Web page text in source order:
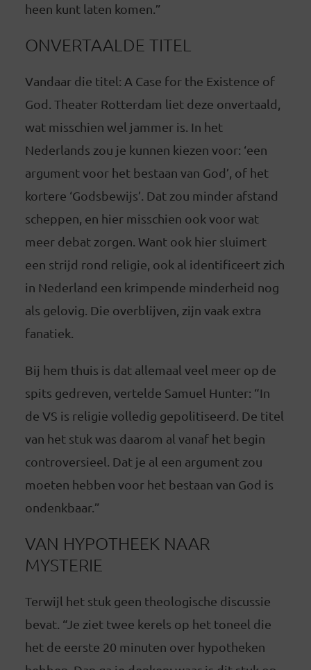
heen kunt laten komen.”
ONVERTAALDE TITEL
Vandaar die titel: A Case for the Existence of
God. Theater Rotterdam liet deze onvertaald,
wat misschien wel jammer is. In het
Nederlands zou je kunnen kiezen voor: ‘een
argument voor het bestaan van God’, of het
kortere ‘Godsbewijs’. Dat zou minder afstand
scheppen, en hier misschien ook voor wat
meer debat zorgen. Want ook hier sluimert
een strijd rond religie, ook al identificeert zich
in Nederland een krimpende minderheid nog
als gelovig. Die overblijven, zijn vaak extra
fanatiek.
Bij hem thuis is dat allemaal veel meer op de
spits gedreven, vertelde Samuel Hunter: “In
de VS is religie volledig gepolitiseerd. De titel
van het stuk was daarom al vanaf het begin
controversieel. Dat je al een argument zou
moeten hebben voor het bestaan van God is
ondenkbaar.”
VAN HYPOTHEEK NAAR
MYSTERIE
Terwijl het stuk geen theologische discussie
bevat. “Je ziet twee kerels op het toneel die
het de eerste 20 minuten over hypotheken